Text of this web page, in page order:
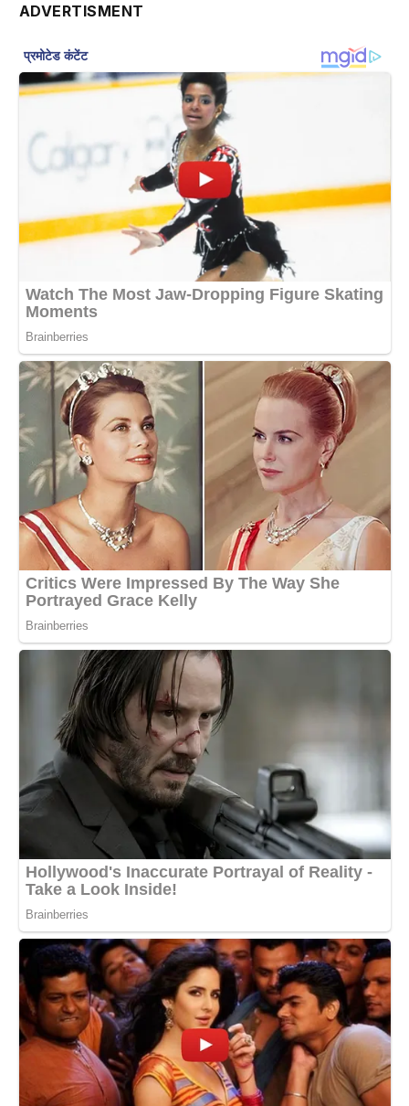
ADVERTISMENT